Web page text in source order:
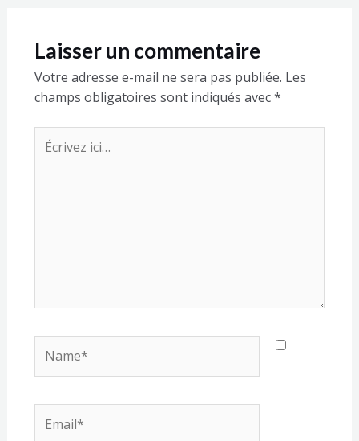
Laisser un commentaire
Votre adresse e-mail ne sera pas publiée. Les
champs obligatoires sont indiqués avec*
Écrivez
ici…